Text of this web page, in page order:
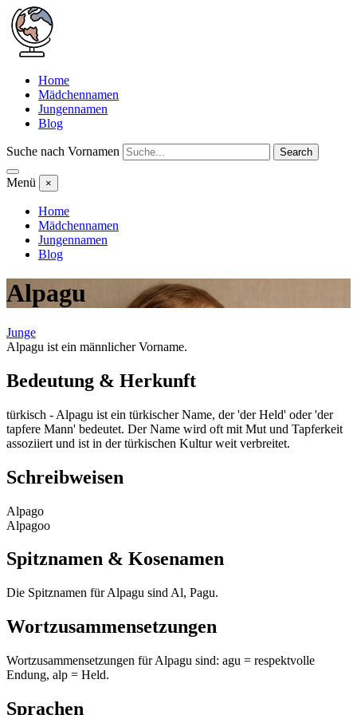
Home
Mädchennamen
Jungennamen
Blog
Suche nach Vornamen Search
Menü ×
Home
Mädchennamen
Jungennamen
Blog
Alpagu
Junge
Alpagu ist ein männlicher Vorname.
Bedeutung & Herkunft
türkisch - Alpagu ist ein türkischer Name, der 'der Held' oder 'der
tapfere Mann' bedeutet. Der Name wird oft mit Mut und Tapferkeit
assoziiert und ist in der türkischen Kultur weit verbreitet.
Schreibweisen
Alpago
Alpagoo
Spitznamen & Kosenamen
Die Spitznamen für Alpagu sind Al, Pagu.
Wortzusammensetzungen
Wortzusammensetzungen für Alpagu sind: agu = respektvolle
Endung, alp = Held.
Sprachen